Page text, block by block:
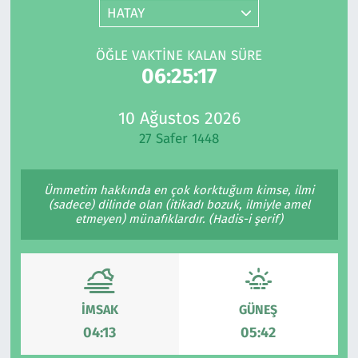
HATAY
ÖĞLE VAKTINE KALAN SÜRE
06:25:17
10 Ağustos 2026
27 Safer 1448
Ümmetim hakkında en çok korktuğum kimse, ilmi
(sadece) dilinde olan (itikadı bozuk, ilmiyle amel
etmeyen) münafıklardır. (Hadis-i şerif)
İMSAK
04:13
GÜNEŞ
05:42
Kültür Sanat
Lezzet Durağı
Otomobil
Ramazan